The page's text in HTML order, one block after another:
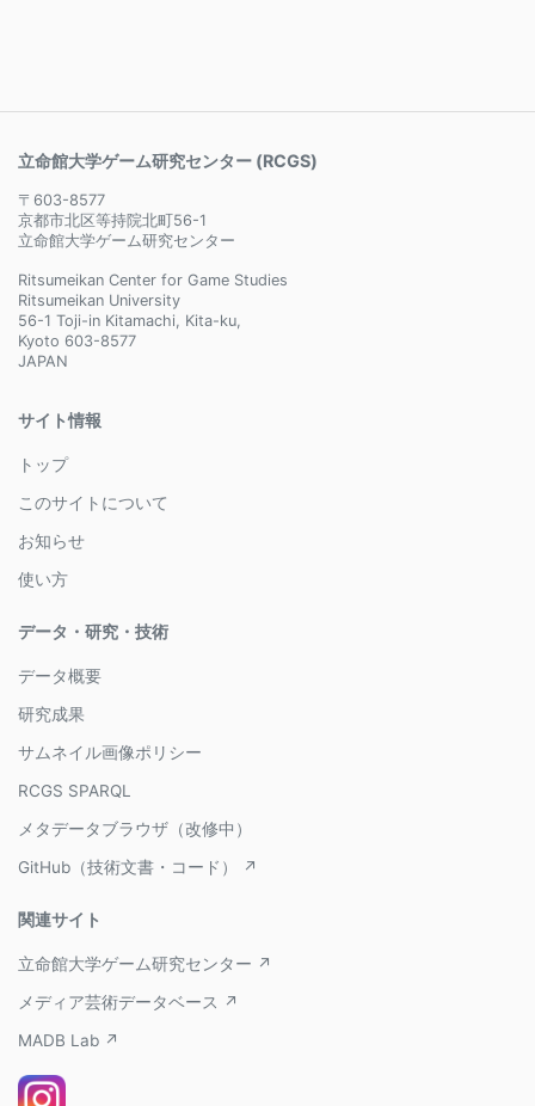
立命館大学ゲーム研究センター (RCGS)
〒603-8577
京都市北区等持院北町56-1
立命館大学ゲーム研究センター
Ritsumeikan Center for Game Studies
Ritsumeikan University
56-1 Toji-in Kitamachi, Kita-ku,
Kyoto 603-8577
JAPAN
サイト情報
トップ
このサイトについて
お知らせ
使い方
データ・研究・技術
データ概要
研究成果
サムネイル画像ポリシー
RCGS SPARQL
メタデータブラウザ（改修中）
GitHub（技術文書・コード） ↗
関連サイト
立命館大学ゲーム研究センター ↗
メディア芸術データベース ↗
MADB Lab ↗